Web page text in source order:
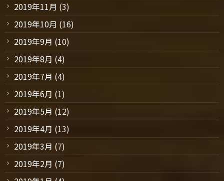
2019年11月 (3)
2019年10月 (16)
2019年9月 (10)
2019年8月 (4)
2019年7月 (4)
2019年6月 (1)
2019年5月 (12)
2019年4月 (13)
2019年3月 (7)
2019年2月 (7)